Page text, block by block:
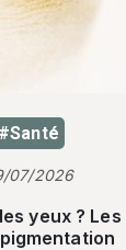
#Santé
07/2026
yeux ?